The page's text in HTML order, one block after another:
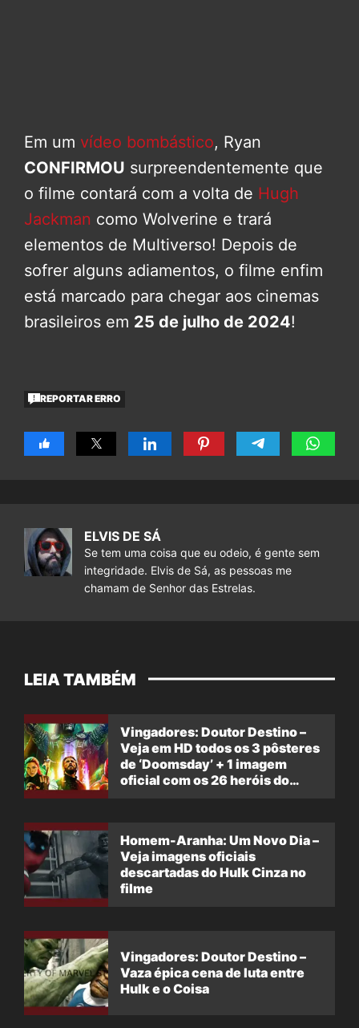
Em um vídeo bombástico, Ryan
CONFIRMOU surpreendentemente que
o filme contará com a volta de Hugh
Jackman como Wolverine e trará
elementos de Multiverso! Depois de
sofrer alguns adiamentos, o filme enfim
está marcado para chegar aos cinemas
brasileiros em 25 de julho de 2024!
REPORTAR ERRO
ELVIS DE SÁ
Se tem uma coisa que eu odeio, é gente sem
integridade. Elvis de Sá, as pessoas me
chamam de Senhor das Estrelas.
LEIA TAMBÉM
Vingadores: Doutor Destino –
Veja em HD todos os 3 pôsteres
de ‘Doomsday’ + 1 imagem
oficial com os 26 heróis do
Homem-Aranha: Um Novo Dia –
Veja imagens oficiais
descartadas do Hulk Cinza no
filme
Vingadores: Doutor Destino –
Vaza épica cena de luta entre
Hulk e o Coisa